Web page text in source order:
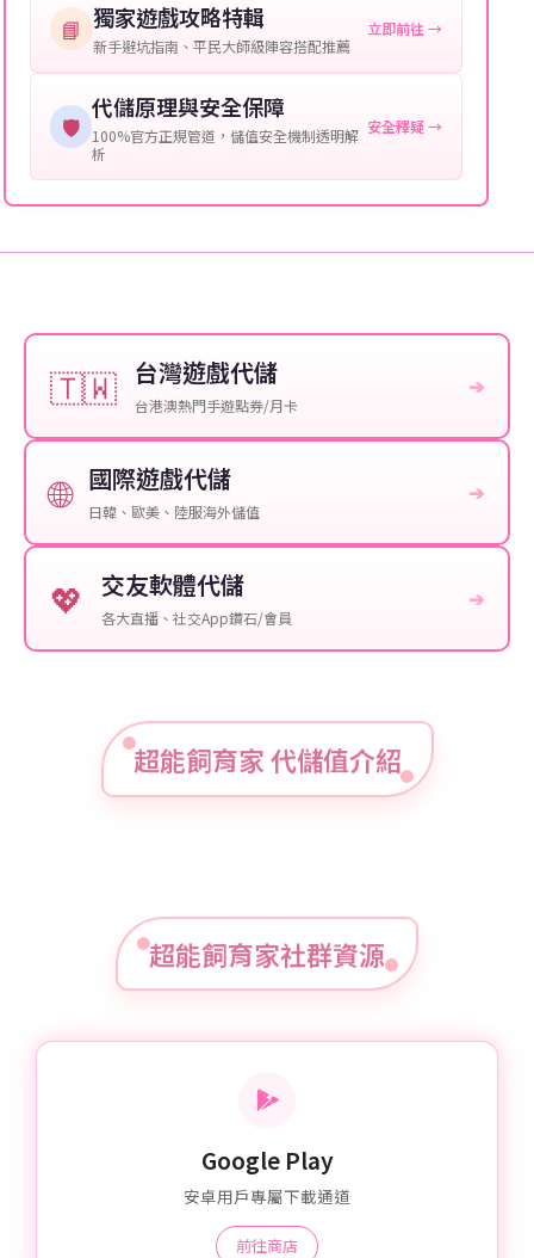
📘 獨家遊戲攻略特輯
新手避坑指南、平民大師級陣容搭配推薦
立即前往 →
🛡️
代儲原理與安全保障
100%官方正規管道，儲值安全機制透明解
析
安全釋疑 →
🇹🇼 台灣遊戲代儲
台港澳熱門手遊點券/月卡
➔
🌐 國際遊戲代儲
日韓、歐美、陸服海外儲值
➔
💖 交友軟體代儲
各大直播、社交App鑽石/會員
➔
超能飼育家 代儲值介紹
超能飼育家社群資源
Google Play
安卓用戶專屬下載通道
前往商店